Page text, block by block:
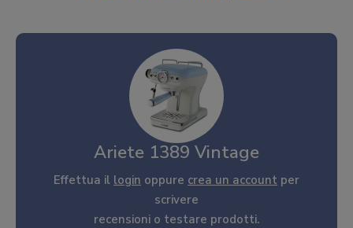
Ariete 1389 Vintage
Effettua il login oppure crea un account per
scrivere
recensioni o testare prodotti.